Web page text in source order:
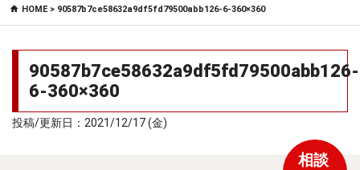
HOME> 90587b7ce58632a9df5fd79500abb126-6-360×360
90587b7ce58632a9df5fd79500abb126-
6-360×360
投稿/更新日：2021/12/17 (金)
相談